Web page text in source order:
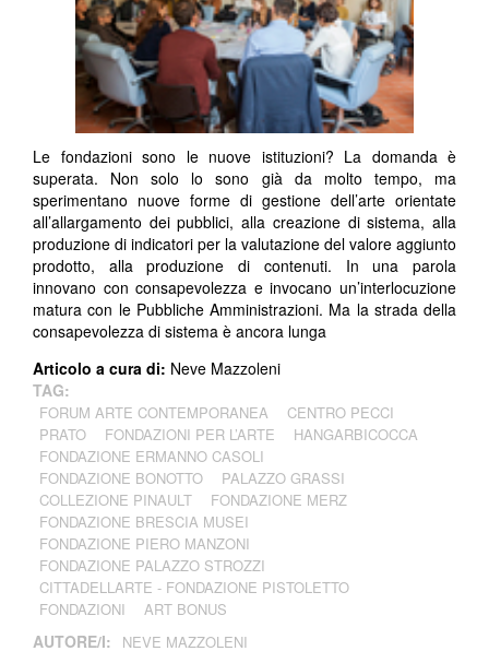
Le fondazioni sono le nuove istituzioni? La domanda è
superata. Non solo lo sono già da molto tempo, ma
sperimentano nuove forme di gestione dell’arte orientate
all’allargamento dei pubblici, alla creazione di sistema, alla
produzione di indicatori per la valutazione del valore aggiunto
prodotto, alla produzione di contenuti. In una parola
innovano con consapevolezza e invocano un’interlocuzione
matura con le Pubbliche Amministrazioni. Ma la strada della
consapevolezza di sistema è ancora lunga
Articolo a cura di: Neve Mazzoleni
TAG:
FORUM ARTE CONTEMPORANEA
CENTRO PECCI
PRATO
FONDAZIONI PER L’ARTE
HANGARBICOCCA
FONDAZIONE ERMANNO CASOLI
FONDAZIONE BONOTTO
PALAZZO GRASSI
COLLEZIONE PINAULT
FONDAZIONE MERZ
FONDAZIONE BRESCIA MUSEI
FONDAZIONE PIERO MANZONI
FONDAZIONE PALAZZO STROZZI
CITTADELLARTE - FONDAZIONE PISTOLETTO
FONDAZIONI
ART BONUS
AUTORE/I: NEVE MAZZOLENI